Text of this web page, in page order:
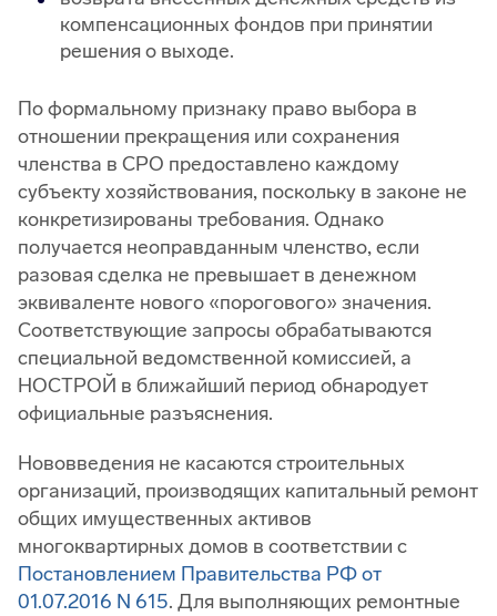
компенсационных фондов при принятии
решения о выходе.
По формальному признаку право выбора в
отношении прекращения или сохранения
членства в СРО предоставлено каждому
субъекту хозяйствования, поскольку в законе не
конкретизированы требования. Однако
получается неоправданным членство, если
разовая сделка не превышает в денежном
эквиваленте нового «порогового» значения.
Соответствующие запросы обрабатываются
специальной ведомственной комиссией, а
НОСТРОЙ в ближайший период обнародует
официальные разъяснения.
Нововведения не касаются строительных
организаций, производящих капитальный ремонт
общих имущественных активов
многоквартирных домов в соответствии с
Постановлением Правительства РФ от
01.07.2016 N 615. Для выполняющих ремонтные